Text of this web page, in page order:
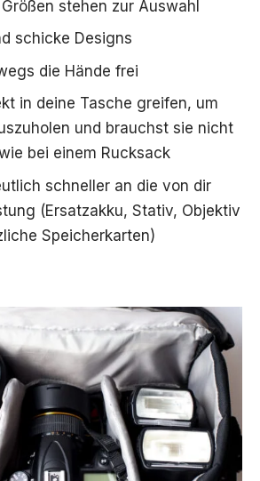
stehen zur Auswahl
schicke Designs
die Hände frei
in deine Tasche greifen, um
und brauchst sie nicht
bei einem Rucksack
schneller an die von dir
(Ersatzakku, Stativ, Objektiv
Speicherkarten)